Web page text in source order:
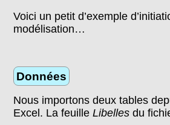
Voici un petit d’exemple
modélisation…
Données
Nous importons deux tables
Excel. La feuilleLibelles du